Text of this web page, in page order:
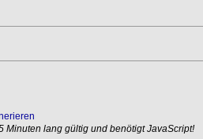
Minuten lang gültig und benötigt JavaScript!